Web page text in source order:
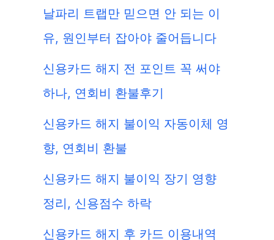
날파리 트랩만 믿으면 안 되는 이
유, 원인부터 잡아야 줄어듭니다
신용카드 해지 전 포인트 꼭 써야
하나, 연회비 환불후기
신용카드 해지 불이익 자동이체 영
향, 연회비 환불
신용카드 해지 불이익 장기 영향
정리, 신용점수 하락
신용카드 해지 후 카드 이용내역